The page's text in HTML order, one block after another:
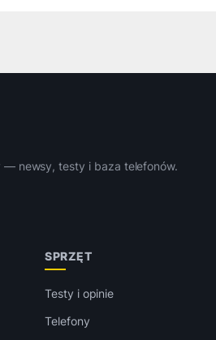
— newsy, testy i baza telefonów.
SPRZĘT
Testy i opinie
Telefony